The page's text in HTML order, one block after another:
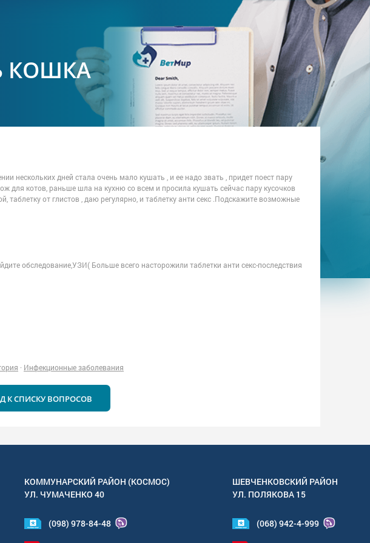
КОШКА
нескольких дней стала очень мало кушать , и ее надо звать , придет поест пару
для котов, раньше шла на кухню со всем и просила кушать сейчас пару кусочков
таблетку от глистов , даю регулярно, и таблетку анти секс .Подскажите возможные
обследование,УЗИ( Больше всего насторожили таблетки анти секс-последствия
· Инфекционные заболевания
К СПИСКУ ВОПРОСОВ
КОММУНАРСКИЙ РАЙОН (КОСМОС)
УЛ. ЧУМАЧЕНКО 40
(098) 978-84-48
ШЕВЧЕНКОВСКИЙ РАЙОН
УЛ. ПОЛЯКОВА 15
(068) 942-4-999